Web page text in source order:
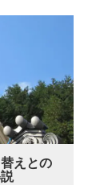
えとの